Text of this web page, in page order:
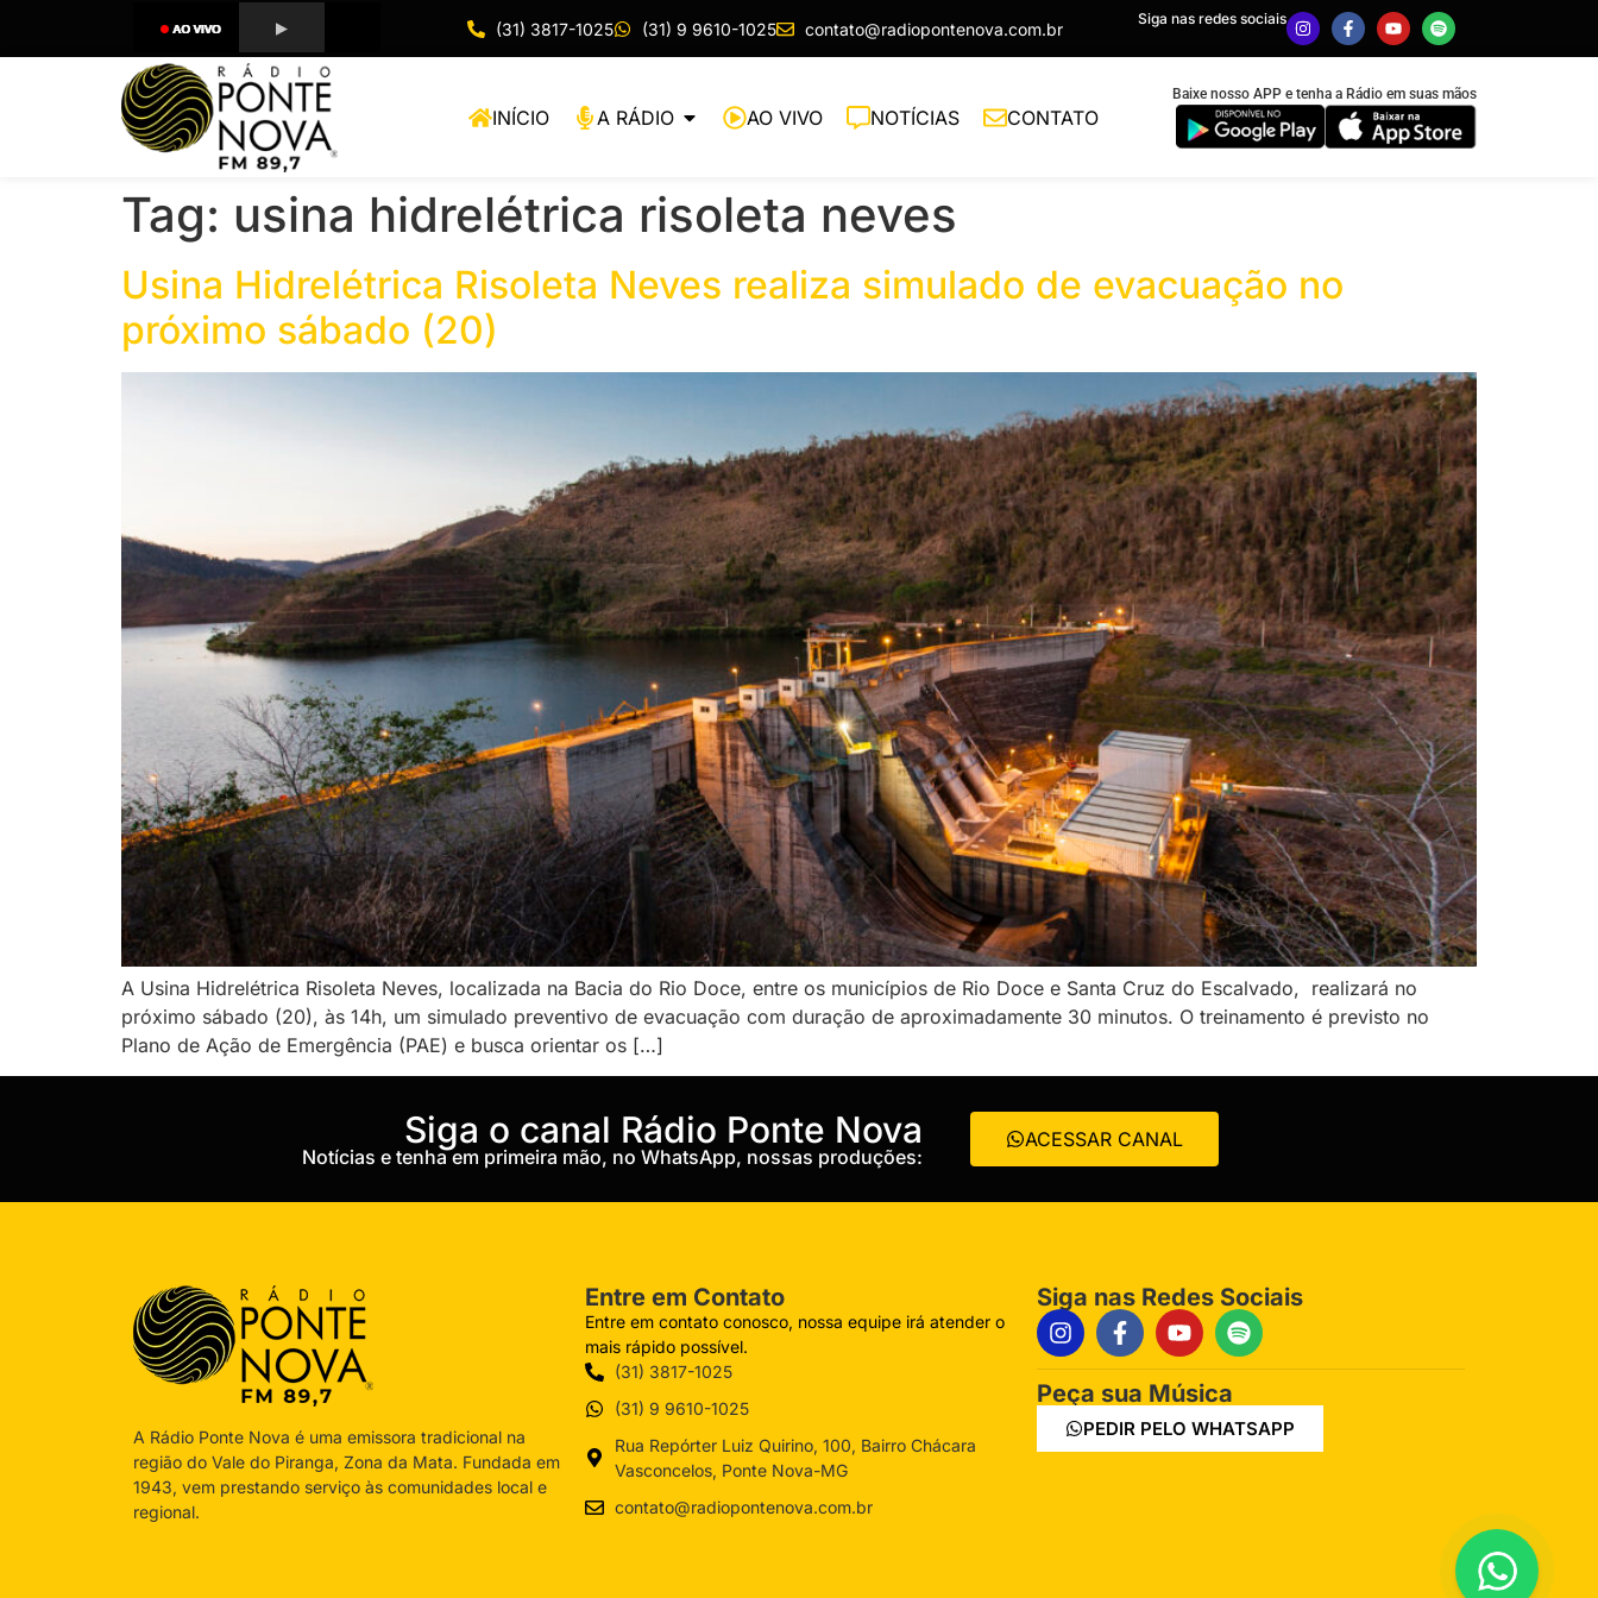
(31) 3817-1025 (31) 9 9610-1025 contato@radiopontenova.com.br Siga nas redes sociais
INÍCIO A RÁDIO AO VIVO NOTÍCIAS CONTATO
Baixe nosso APP e tenha a Rádio em suas mãos
Tag: usina hidrelétrica risoleta neves
Usina Hidrelétrica Risoleta Neves realiza simulado de evacuação no
próximo sábado (20)
A Usina Hidrelétrica Risoleta Neves, localizada na Bacia do Rio Doce, entre os municípios de Rio Doce e Santa Cruz do Escalvado, realizará no
próximo sábado (20), às 14h, um simulado preventivo de evacuação com duração de aproximadamente 30 minutos. O treinamento é previsto no
Plano de Ação de Emergência (PAE) e busca orientar os […]
‎Siga o canal Rádio Ponte Nova
Notícias e tenha em primeira mão, no WhatsApp, nossas produções:
ACESSAR CANAL
A Rádio Ponte Nova é uma emissora tradicional na
região do Vale do Piranga, Zona da Mata. Fundada em
1943, vem prestando serviço às comunidades local e
regional.
Entre em Contato
Entre em contato conosco, nossa equipe irá atender o
mais rápido possível.
(31) 3817-1025
(31) 9 9610-1025
Rua Repórter Luiz Quirino, 100, Bairro Chácara
Vasconcelos, Ponte Nova-MG
contato@radiopontenova.com.br
Siga nas Redes Sociais
Peça sua Música
PEDIR PELO WHATSAPP